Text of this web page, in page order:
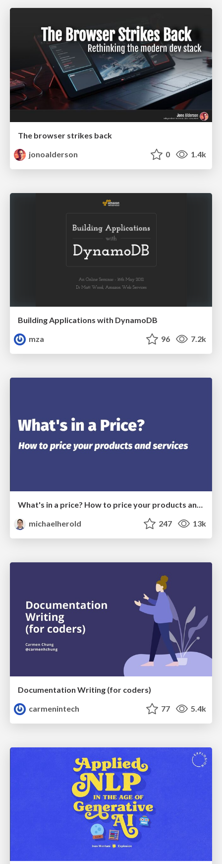
The browser strikes back
jonoalderson
0 1.4k
Building Applications with DynamoDB
mza
96 7.2k
What's in a price? How to price your products and services
michaelherold
247 13k
Documentation Writing (for coders)
carmenintech
77 5.4k